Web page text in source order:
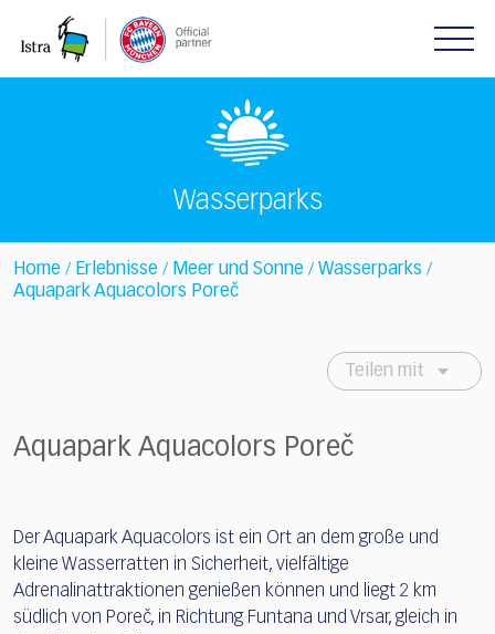
note:
Wasserparks
Home / Erlebnisse / Meer und Sonne / Wasserparks /
Aquapark Aquacolors Poreč
Teilen mit
Aquapark Aquacolors Poreč
Der Aquapark Aquacolors ist ein Ort an dem große und
kleine Wasserratten in Sicherheit, vielfältige
Adrenalinattraktionen genießen können und liegt 2 km
südlich von Poreč, in Richtung Funtana und Vrsar, gleich in